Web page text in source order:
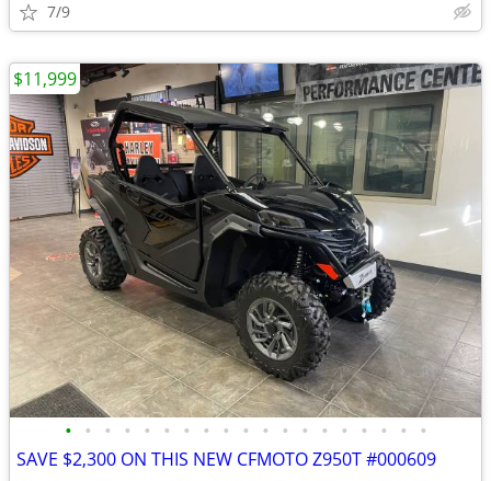
7/9
• • • • • • • • • • • • • • • • • • •
SAVE $2,300 ON THIS NEW CFMOTO Z950T #000609
$11,999